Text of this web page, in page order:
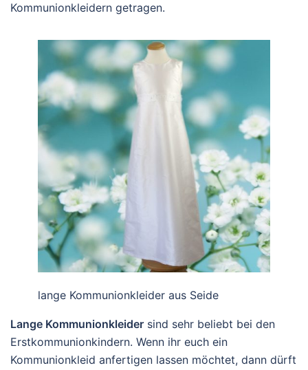
Kommunionkleidern getragen.
lange Kommunionkleider aus Seide
Lange Kommunionkleider sind sehr beliebt bei den
Erstkommunionkindern. Wenn ihr euch ein
Kommunionkleid anfertigen lassen möchtet, dann dürft